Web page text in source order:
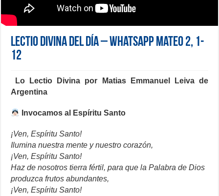
Lectio Divina del día – Whatsapp Mateo 2, 1-
12
Lo Lectio Divina por Matias Emmanuel Leiva de
Argentina
Invocamos al Espíritu Santo
¡Ven, Espíritu Santo!
Ilumina nuestra mente y nuestro corazón,
¡Ven, Espíritu Santo!
Haz de nosotros tierra fértil, para que la Palabra de Dios
produzca frutos abundantes,
¡Ven, Espíritu Santo!